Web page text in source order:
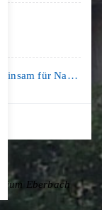
Kooperation mit der KLIMA ARENA: Gemeinsam für Nachhaltigkeit und Klimaschutz
Eberbach